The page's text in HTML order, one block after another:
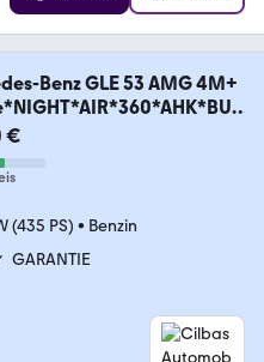
Benz GLE 53 AMG 4M+
€
(435 PS) • Benzin
GARANTIE